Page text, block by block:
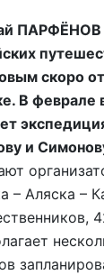
ПАРФЁНОВ
скоро
В феврале
и
– Аляска –